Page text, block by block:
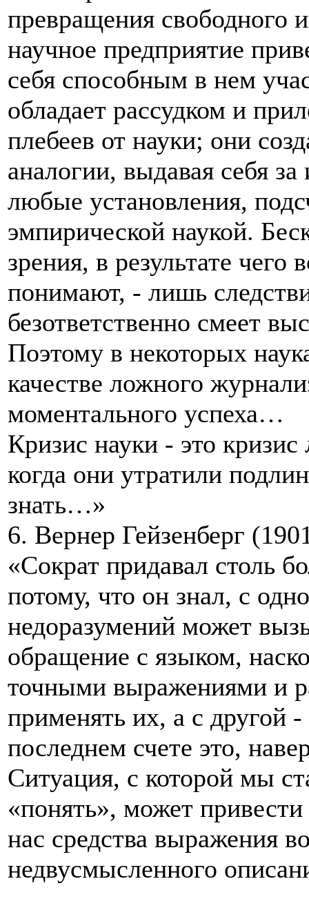
превращения свободного
научное предприятие
себя способным в нем
обладает рассудком и
плебеев от науки; они
аналогии, выдавая себя
любые установления,
эмпирической наукой.
зрения, в результате
понимают, - лишь
безответственно смеет
Поэтому в некоторых
качестве ложного
моментального успеха…
Кризис науки - это
когда они утратили
знать…»
6. Вернер Гейзенберг
«Сократ придавал столь
потому, что он знал, с
недоразумений может
обращение с языком,
точными выражениями и
применять их, а с другой -
последнем счете это,
Ситуация, с которой мы
«понять», может
нас средства выражения
недвусмысленного